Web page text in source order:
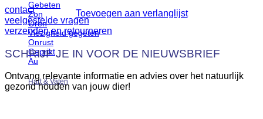
Gebeten
Zon
Oren
Viezigheid gegeten
Onrust
Geprikt
Au
Hart & Vaten
Toevoegen aan verlanglijst
contact
veelgestelde vragen
verzenden en retourneren
SCHRIJF JE IN VOOR DE NIEUWSBRIEF
Ontvang relevante informatie en advies over het natuurlijk
gezond houden van jouw dier!